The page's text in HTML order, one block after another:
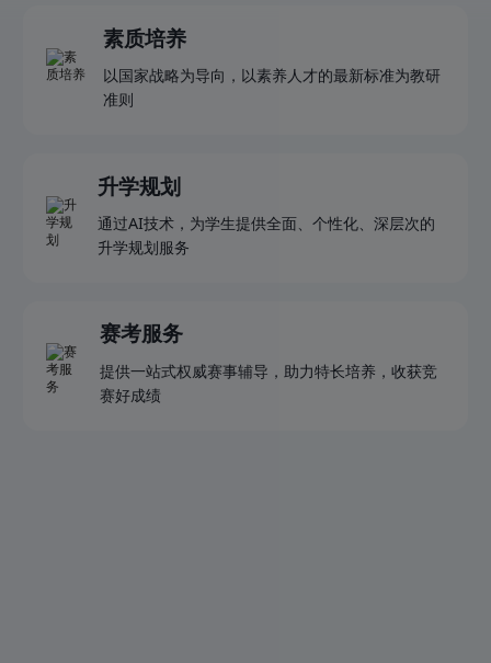
素质培养
以国家战略为导向，以素养人才的最新标准为教研
准则
升学规划
通过AI技术，为学生提供全面、个性化、深层次的
升学规划服务
赛考服务
提供一站式权威赛事辅导，助力特长培养，收获竞
赛好成绩